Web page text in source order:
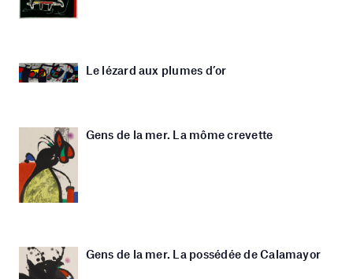
Le lézard aux plumes d’or
Gens de la mer. La môme crevette
Gens de la mer. La possédée de Calamayor